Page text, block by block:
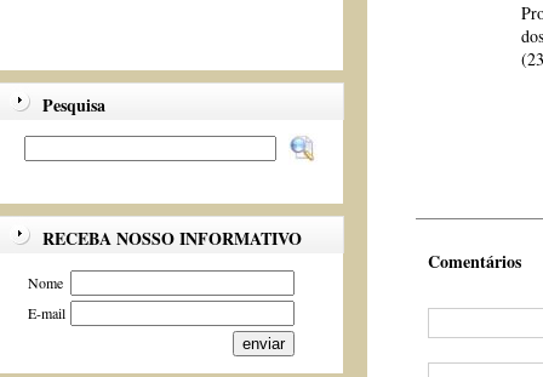
Pesquisa
RECEBA NOSSO INFORMATIVO
Nome
E-mail
Comentários